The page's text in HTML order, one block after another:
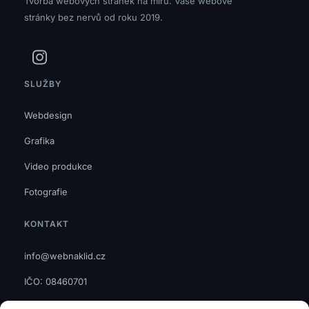
stránky bez nervů od roku 2019.
SLUŽBY
Webdesign
Grafika
Video produkce
Fotografie
KONTAKT
info@webnaklid.cz
IČO: 08460701